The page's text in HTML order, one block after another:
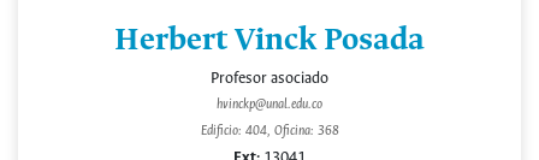
Herbert Vinck Posada
Profesor asociado
hvinckp@unal.edu.co
Edificio: 404, Oficina: 368